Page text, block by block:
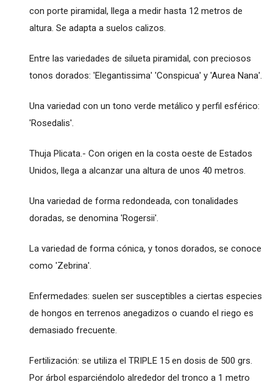
con porte piramidal, llega a medir hasta 12 metros de
altura. Se adapta a suelos calizos.
Entre las variedades de silueta piramidal, con preciosos
tonos dorados: 'Elegantissima' 'Conspicua' y 'Aurea Nana'.
Una variedad con un tono verde metálico y perfil esférico:
'Rosedalis'.
Thuja Plicata.- Con origen en la costa oeste de Estados
Unidos, llega a alcanzar una altura de unos 40 metros.
Una variedad de forma redondeada, con tonalidades
doradas, se denomina 'Rogersii'.
La variedad de forma cónica, y tonos dorados, se conoce
como 'Zebrina'.
Enfermedades: suelen ser susceptibles a ciertas especies
de hongos en terrenos anegadizos o cuando el riego es
demasiado frecuente.
Fertilización: se utiliza el TRIPLE 15 en dosis de 500 grs.
Por árbol esparciéndolo alrededor del tronco a 1 metro